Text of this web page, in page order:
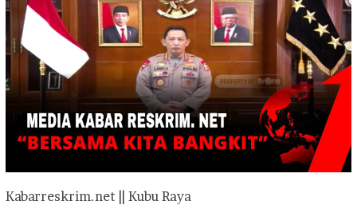
Kabarreskrim.net || Kubu Raya